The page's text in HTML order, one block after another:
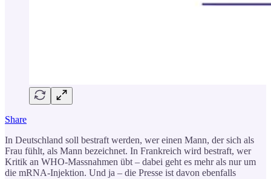
Share
In Deutschland soll bestraft werden, wer einen Mann, der sich als
Frau fühlt, als Mann bezeichnet. In Frankreich wird bestraft, wer
Kritik an WHO-Massnahmen übt – dabei geht es mehr als nur um
die mRNA-Injektion. Und ja – die Presse ist davon ebenfalls